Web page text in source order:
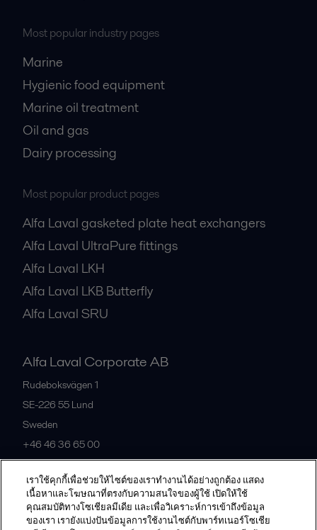
Most popular industry pages
Marine
Hygienic food equipment
Marine oil treatment
Oil and gas
Dairy processing
Most popular product pages
Alfa Laval gasketed plate heat exchangers
Alfa Laval UltraPure fittings
Alfa Laval LKH
Alfa Laval LKB Butterfly
Alfa Laval SRU
Alfa Laval Corporate AB
Rudeboksvägen 1
SE-226 55 Lund
Sweden
+46 46 36 65 00
All offices
เราใช้คุกกี้เพื่อช่วยให้ไซต์ของเราทำงานได้อย่างถูกต้อง แสดง
เนื้อหาและโฆษณาที่ตรงกับความสนใจของผู้ใช้ เปิดให้ใช้
คุณสมบัติทางโซเชียลมีเดีย และเพื่อวิเคราะห์การเข้าถึงข้อมูล
ของเรา เรายังแบ่งปันข้อมูลการใช้งานไซต์กับพาร์ทเนอร์โซเชีย